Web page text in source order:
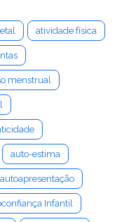
atividade física
menstrual
auto-estima
autoapresentação
Infantil